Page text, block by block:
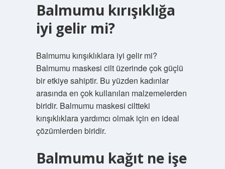
Balmumu kırışıklığa
iyi gelir mi?
Balmumu kırışıklıklara iyi gelir mi?
Balmumu maskesi cilt üzerinde çok güçlü
bir etkiye sahiptir. Bu yüzden kadınlar
arasında en çok kullanılan malzemelerden
biridir. Balmumu maskesi ciltteki
kırışıklıklara yardımcı olmak için en ideal
çözümlerden biridir.
Balmumu kağıt ne işe